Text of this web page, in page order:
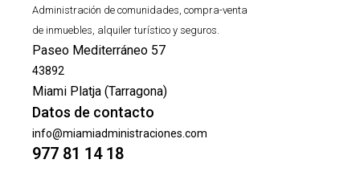
Administración de comunidades, compra-venta
de inmuebles, alquiler turístico y seguros.
Paseo Mediterráneo 57
43892
Miami Platja (Tarragona)
Datos de contacto
info@miamiadministraciones.com
977 81 14 18